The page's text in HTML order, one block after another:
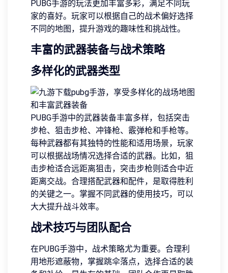
PUBG手游的玩法更加丰富多彩，满足不同玩
家的喜好。玩家可以根据自己的战术偏好选择
不同的地图，提升游戏的趣味性和挑战性。
丰富的武器装备与战术策略
多样化的武器类型
PUBG手游中的武器装备丰富多样，包括突击
步枪、狙击步枪、冲锋枪、霰弹枪和手枪等。
每种武器都有其独特的性能和适用场景，玩家
可以根据战场情况选择合适的武器。比如，狙
击步枪适合远距离狙击，突击步枪则适合中近
距离交战。合理搭配武器和配件，是取得胜利
的关键之一。掌握不同武器的使用技巧，可以
大大提升战斗效率。
战术技巧与团队配合
在PUBG手游中，战术策略尤为重要。合理利
用地形遮蔽物，掌握跳伞落点，选择合适的装